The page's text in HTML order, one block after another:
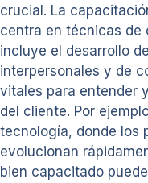
crucial. La
centra en técnicas de
incluye el desarrollo
interpersonales y de
vitales para entender
del cliente. Por
tecnología, donde los
evolucionan
bien capacitado